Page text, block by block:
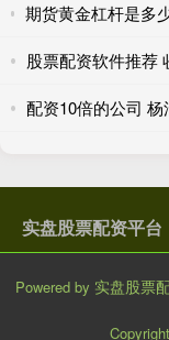
实盘股票配资平台
Powered by 实盘股票
Copyright